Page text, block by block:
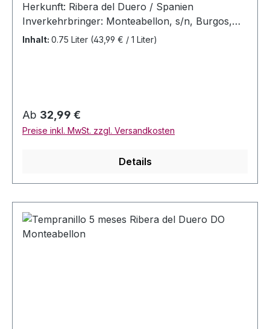
Herkunft: Ribera del Duero / Spanien
Inverkehrbringer: Monteabellon, s/n, Burgos,
Calle Calvario, 09318 Nava de Roa, Burgos -
Inhalt: 0.75 Liter (43,99 € / 1 Liter)
Regulärer Preis:
Ab 32,99 €
Preise inkl. MwSt. zzgl. Versandkosten
Details